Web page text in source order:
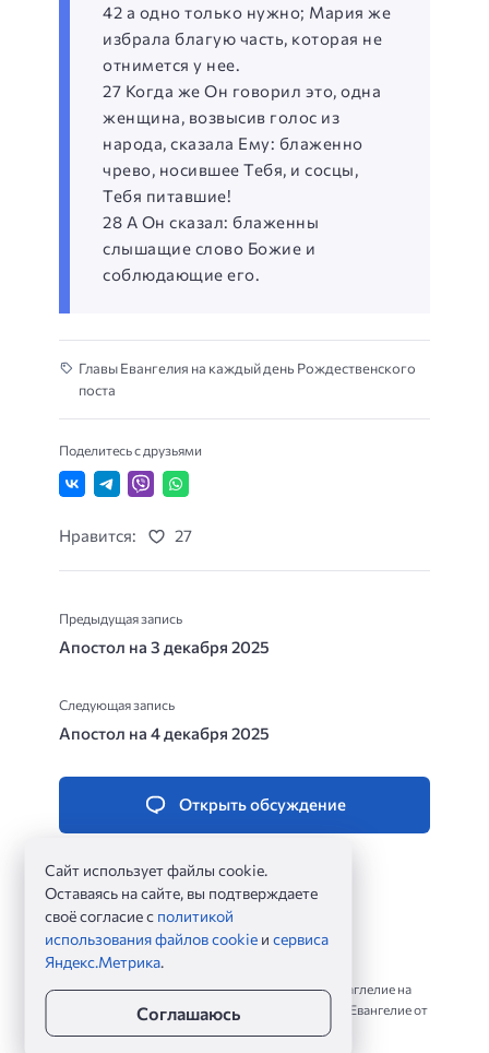
42 а одно только нужно; Мария же
избрала благую часть, которая не
отнимется у нее.
27 Когда же Он говорил это, одна
женщина, возвысив голос из
народа, сказала Ему: блаженно
чрево, носившее Тебя, и сосцы,
Тебя питавшие!
28 А Он сказал: блаженны
слышащие слово Божие и
соблюдающие его.
Главы Евангелия на каждый день Рождественского
поста
Поделитесь с друзьями
Нравится: 27
Предыдущая запись
Апостол на 3 декабря 2025
Следующая запись
Апостол на 4 декабря 2025
Открыть обсуждение
Евангельские чтения на каждый день. Читать Еваглелие на
сегодня по зачалам, по главам и стихам. Чтение Евангелие от
Сайт использует файлы cookie.
Оставаясь на сайте, вы подтверждаете
своё согласие с политикой
использования файлов cookie исервиса
Яндекс.Метрика.
Соглашаюсь